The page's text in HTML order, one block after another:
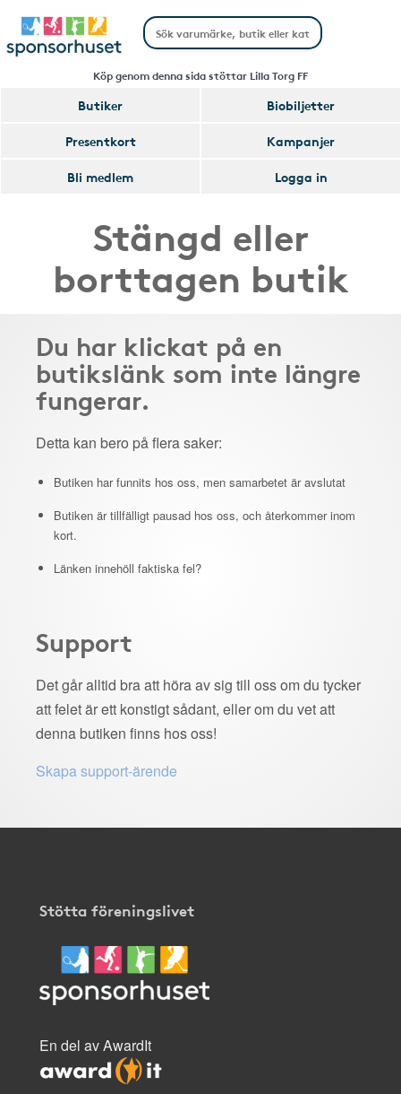
Köp genom denna sida stöttar Lilla Torg FF
Butiker
Biobiljetter
Presentkort
Kampanjer
Bli medlem
Logga in
Stängd eller
borttagen butik
Du har klickat på en
butikslänk som inte längre
fungerar.
Detta kan bero på flera saker:
Butiken har funnits hos oss, men samarbetet är avslutat
Butiken är tillfälligt pausad hos oss, och återkommer inom
kort.
Länken innehöll faktiska fel?
Support
Det går alltid bra att höra av sig till oss om du tycker
att felet är ett konstigt sådant, eller om du vet att
denna butiken finns hos oss!
Skapa support-ärende
Stötta föreningslivet
En del av AwardIt